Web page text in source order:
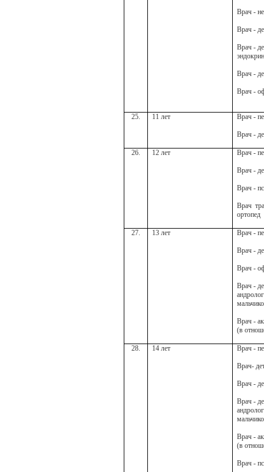
Врач -
Врач -
Врач -
Врач -
Врач -
25. 11 лет Врач -
Врач -
26. 12 лет Врач -
Врач -
Врач -
Врач
ортопед
27. 13 лет Врач -
Врач -
Врач -
Врач -
Врач -
(в
28. 14 лет Врач -
Врач-
Врач -
Врач -
Врач -
(в
Врач -